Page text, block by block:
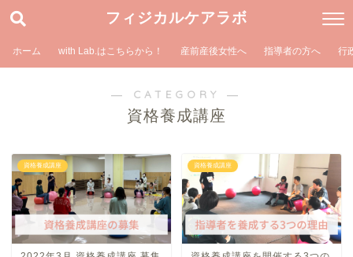
フィジカルケアラボ
ホーム with Lab.はこちらから！ 産前産後女性へ 指導者の方へ 行
― CATEGORY ―
資格養成講座
資格養成講座 資格養成講座